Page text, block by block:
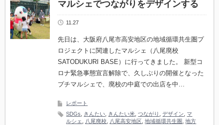
マルシェでつながりをデザインする
11.27
先日は、大阪府八尾市高安地区の地域循環共生圏プ
ロジェクトに関連したマルシェ（八尾廃校
SATODUKURI BASE）に行ってきました。 新型コ
ロナ緊急事態宣言解除で、久しぶりの開催となった
プチマルシェで、廃校の中庭での出店を中…
レポート
SDGs
きんたい きんたい米 ,つながり ,デザイン
マ
ルシェ
八尾廃校 八尾高安地区 ,地域循環共生圏 ,地方